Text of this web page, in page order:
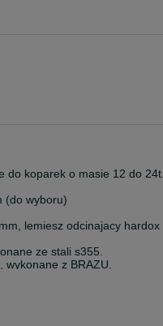
do koparek o masie 12 do
(do wyboru)
lemiesz odcinajacy hardox
ze stali s355.
wykonane z BRAZU.
S60 S70 SMP MS10